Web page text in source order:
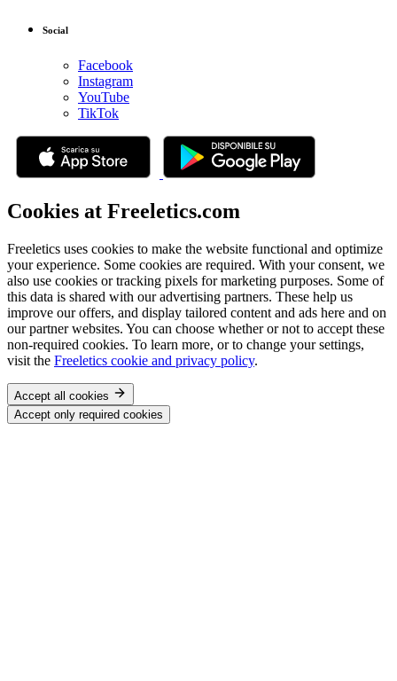
Social
Facebook
Instagram
YouTube
TikTok
Cookies at Freeletics.com
Freeletics uses cookies to make the website functional and optimize
your experience. Some cookies are required. With your consent, we
also use cookies or tracking pixels for marketing purposes. Some of
this data is shared with our advertising partners. These help us
improve our offers, and display tailored content and ads here and on
our partner websites. You can choose whether or not to accept these
non-required cookies. To learn more, or to change your settings,
visit the Freeletics cookie and privacy policy.
Accept all cookies
Accept only required cookies